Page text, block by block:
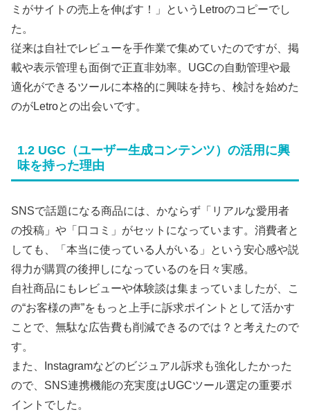
ミがサイトの売上を伸ばす！」というLetroのコピーでし
た。
従来は自社でレビューを手作業で集めていたのですが、掲
載や表示管理も面倒で正直非効率。UGCの自動管理や最
適化ができるツールに本格的に興味を持ち、検討を始めた
のがLetroとの出会いです。
1.2 UGC（ユーザー生成コンテンツ）の活用に興
味を持った理由
SNSで話題になる商品には、かならず「リアルな愛用者
の投稿」や「口コミ」がセットになっています。消費者と
しても、「本当に使っている人がいる」という安心感や説
得力が購買の後押しになっているのを日々実感。
自社商品にもレビューや体験談は集まっていましたが、こ
の“お客様の声”をもっと上手に訴求ポイントとして活かす
ことで、無駄な広告費も削減できるのでは？と考えたので
す。
また、Instagramなどのビジュアル訴求も強化したかった
ので、SNS連携機能の充実度はUGCツール選定の重要ポ
イントでした。